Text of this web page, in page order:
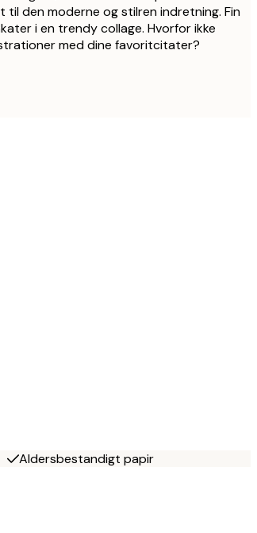
den moderne og stilren indretning. Fin
i en trendy collage. Hvorfor ikke
med dine favoritcitater?
Aldersbestandigt papir